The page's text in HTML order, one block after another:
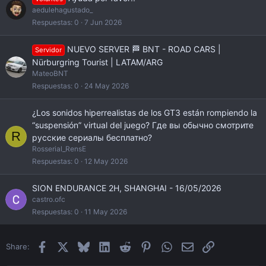
aedulehagustado_
Respuestas 0 7 Jun 2026
Servidor
NUEVO SERVER 🏁 BNT - ROAD CARS |
Nürburgring Tourist | LATAM/ARG
MateoBNT
Respuestas 0 24 May 2026
R
¿Los sonidos hiperrealistas de los GT3 están rompiendo la
“suspensión” virtual del juego? Где вы обычно смотрите
русские сериалы бесплатно?
Rosserial_RensE
Respuestas 0 12 May 2026
SION ENDURANCE 2H, SHANGHAI - 16/05/2026
castro.ofc
Respuestas 0 11 May 2026
Share: Facebook BlueskyLinkedInReddit PinterestWhatsApp
EmailEnlace